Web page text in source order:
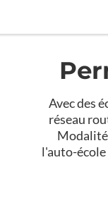
Avec des
réseau
l'auto-école